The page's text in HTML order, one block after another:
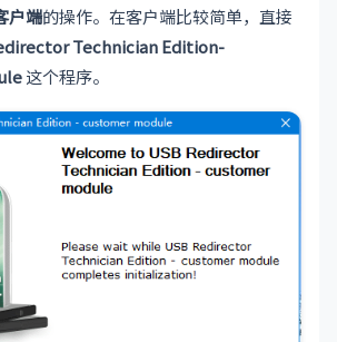
户端的操作。在客户端比较简单，直接
Technician Edition-
这个程序。